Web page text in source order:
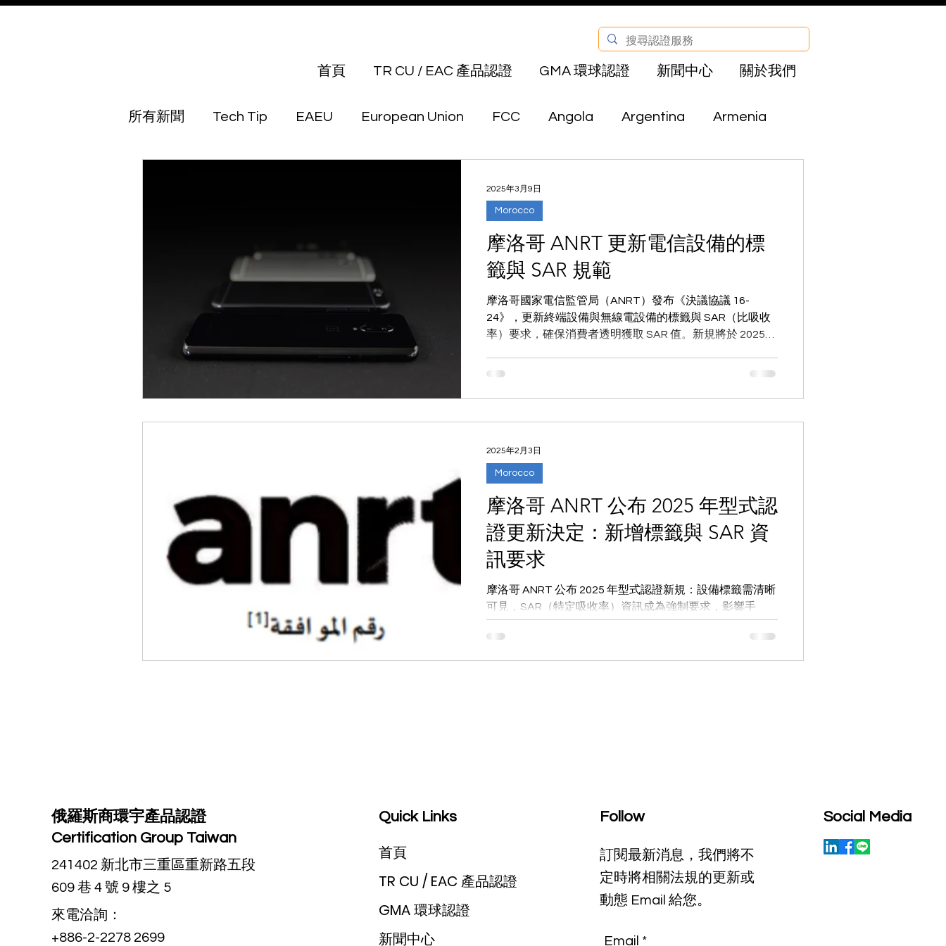
首頁 TR CU / EAC 產品認證 GMA 環球認證 新聞中心 關於我們
所有新聞 Tech Tip EAEU European Union FCC Angola Argentina Armenia
ECHA
Guinea Bissau Hong Kong
摩洛哥 ANRT 更新電信設備的標
籤與 SAR 規範
摩洛哥國家電信監管局（ANRT）發布《決議協議 16-
24》，更新終端設備與無線電設備的標籤與 SAR（比吸收
率）要求，確保消費者透明獲取 SAR 值。新規將於 2025
設備。未符合規範者恐面臨市場下架與罰款。
Morocco
2025年3月9日
摩洛哥 ANRT 公布 2025 年型式認
證更新決定：新增標籤與 SAR 資
訊要求
摩洛哥 ANRT 公布 2025 年型式認證新規：設備標籤需清晰
可見，SAR（特定吸收率）資訊成為強制要求，影響手
機、平板、智慧手錶等；⚠️ 2025 年 5 月 1 日生效，製造商
需提前準備！📆
Morocco
2025年2月3日
俄羅斯商環宇產品認證
Certification Group Taiwan
241402 新北市三重區重新路五段
609 巷 4 號 9 樓之 5
來電洽詢：
+886-2-2278 2699
Quick Links
首頁
TR CU / EAC 產品認證
GMA 環球認證
新聞中心
Follow
訂閱最新消息，我們將不
定時將相關法規的更新或
動態 Email 給您。
Email
Social Media